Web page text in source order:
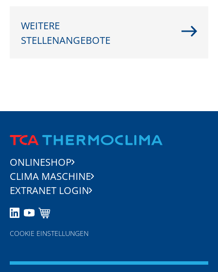
Überdurchschnittliche Pikettpauschale
WEITERE
STELLENANGEBOTE
ONLINESHOP
CLIMA MASCHINE
EXTRANET LOGIN
COOKIE EINSTELLUNGEN